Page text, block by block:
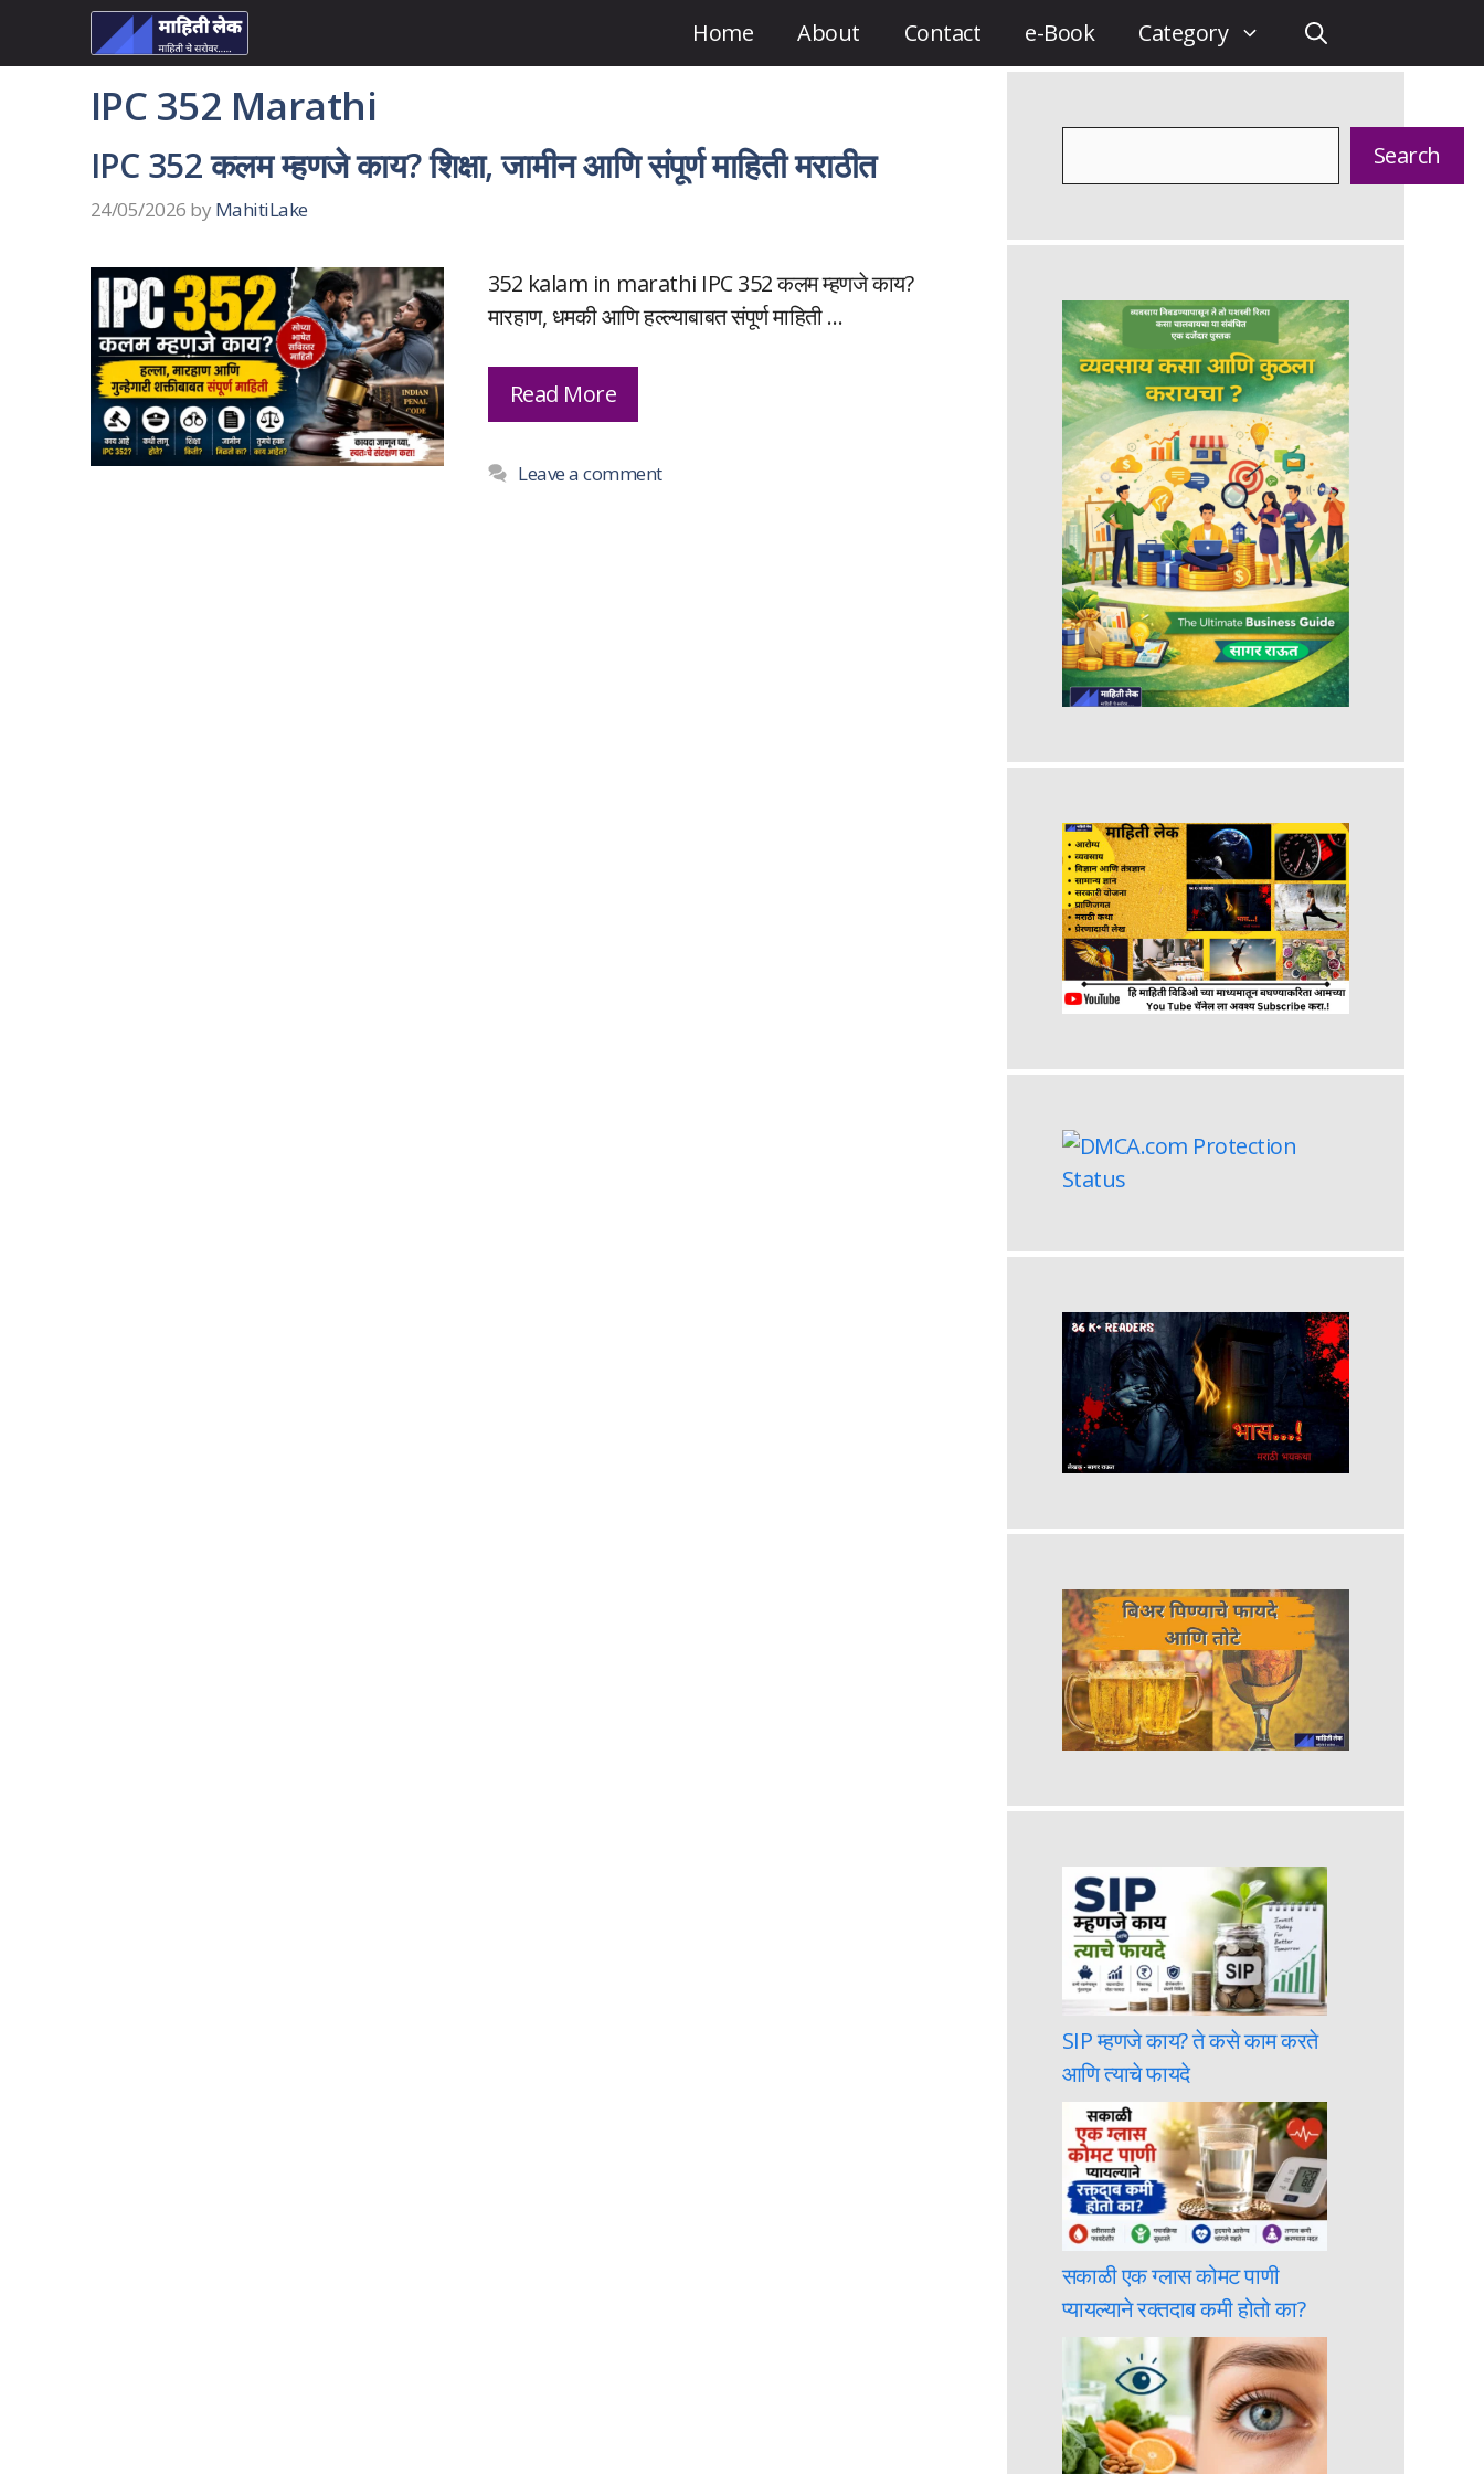
Home About Contact e-Book Category
IPC 352 Marathi
IPC 352 कलम म्हणजे काय? शिक्षा, जामीन आणि संपूर्ण माहिती मराठीत
24/05/2026 by MahitiLake
352 kalam in marathi IPC 352 कलम म्हणजे काय?
मारहाण, धमकी आणि हल्ल्याबाबत संपूर्ण माहिती …
Read More
Leave a comment
Search
SIP म्हणजे काय? ते कसे काम करते
आणि त्याचे फायदे
सकाळी एक ग्लास कोमट पाणी
प्यायल्याने रक्तदाब कमी होतो का?